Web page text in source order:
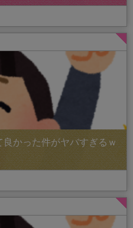
かった件がヤバすぎるｗ